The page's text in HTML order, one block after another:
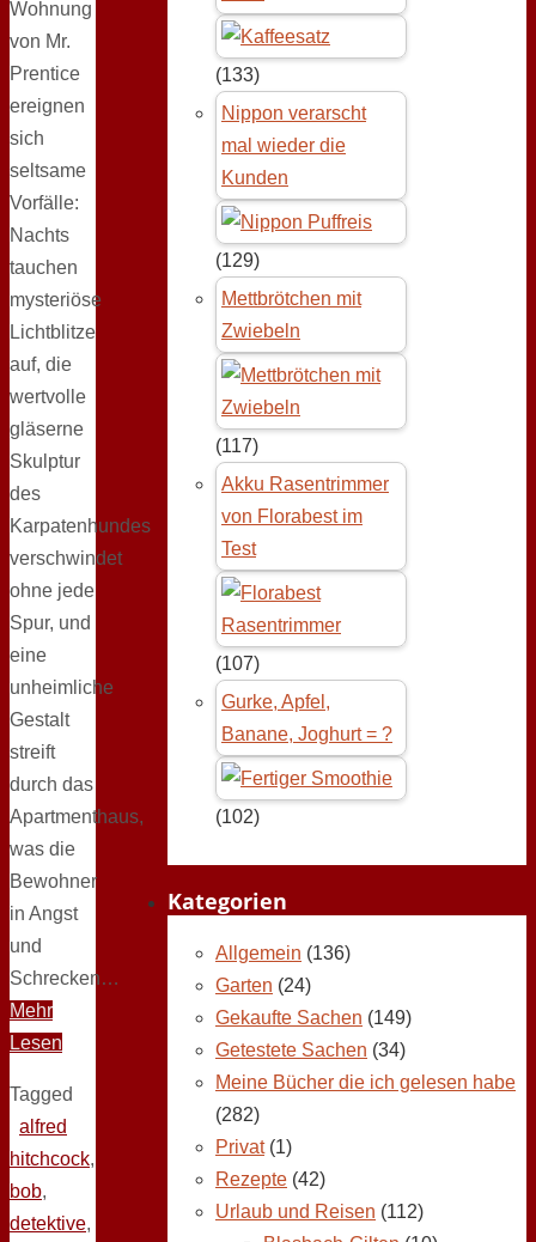
Wohnung
von Mr.
Prentice
ereignen
sich
seltsame
Vorfälle:
Nachts
tauchen
mysteriöse
Lichtblitze
auf, die
wertvolle
gläserne
Skulptur
des
Karpatenhundes
verschwindet
ohne jede
Spur, und
eine
unheimliche
Gestalt
streift
durch das
Apartmenthaus,
was die
Bewohner
in Angst
und
Schrecken…
Mehr
Lesen
Tagged
alfred
hitchcock,
bob,
detektive,
(133)
Nippon verarscht
mal wieder die
Kunden
(129)
Mettbrötchen mit
Zwiebeln
(117)
Akku Rasentrimmer
von Florabest im
Test
(107)
Gurke, Apfel,
Banane, Joghurt = ?
(102)
Kategorien
Allgemein (136)
Garten (24)
Gekaufte Sachen (149)
Getestete Sachen (34)
Meine Bücher die ich gelesen habe
(282)
Privat(1)
Rezepte (42)
Urlaub und Reisen (112)